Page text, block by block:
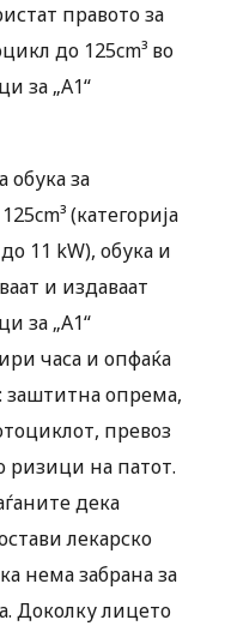
правото за
до 125cm³ во
за „А1“
обука за
(категорија
11 kW), обука и
и издаваат
за „А1“
часа и опфаќа
заштитна опрема,
превоз
ризици на патот.
дека
лекарско
нема забрана за
Доколку лицето